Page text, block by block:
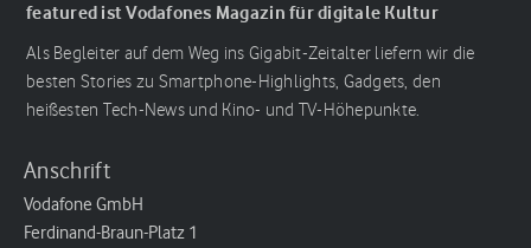
featured ist Vodafones Magazin für digitale Kultur
Als Begleiter auf dem Weg ins Gigabit-Zeitalter liefern wir die
besten Stories zu Smartphone-Highlights, Gadgets, den
heißesten Tech-News und Kino- und TV-Höhepunkte.
Anschrift
Vodafone GmbH
Ferdinand-Braun-Platz 1